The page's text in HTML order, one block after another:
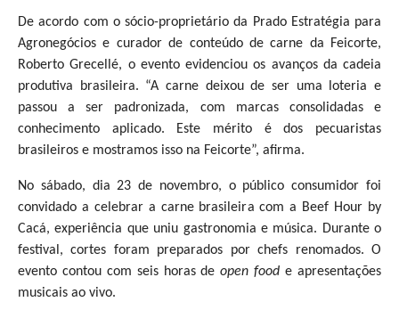
De acordo com o sócio-proprietário da Prado Estratégia para
Agronegócios e curador de conteúdo de carne da Feicorte,
Roberto Grecellé, o evento evidenciou os avanços da cadeia
produtiva brasileira. “A carne deixou de ser uma loteria e
passou a ser padronizada, com marcas consolidadas e
conhecimento aplicado. Este mérito é dos pecuaristas
brasileiros e mostramos isso na Feicorte”, afirma.
No sábado, dia 23 de novembro, o público consumidor foi
convidado a celebrar a carne brasileira com a Beef Hour by
Cacá, experiência que uniu gastronomia e música. Durante o
festival, cortes foram preparados por chefs renomados. O
evento contou com seis horas deopen foode apresentações
musicais ao vivo.